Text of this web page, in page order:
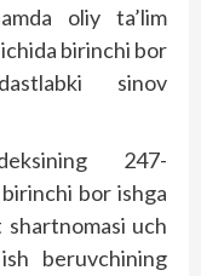
oliy ta’lim
birinchi bor
sinov
247-
bor ishga
uch
beruvchining